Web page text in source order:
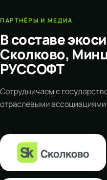
ПАРТНЁРЫ И МЕДИА
В составе
Сколково,
РУССОФТ
Сотрудничаем с
отраслевыми